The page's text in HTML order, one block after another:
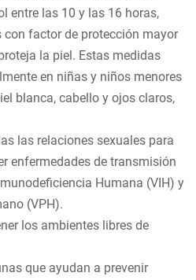
entre las 10 y las 16 horas,
factor de protección mayor
la piel. Estas medidas
en niñas y niños menores
blanca, cabello y ojos claros,
las relaciones sexuales para
enfermedades de transmisión
Humana (VIH) y
(VPH).
los ambientes libres de
que ayudan a prevenir